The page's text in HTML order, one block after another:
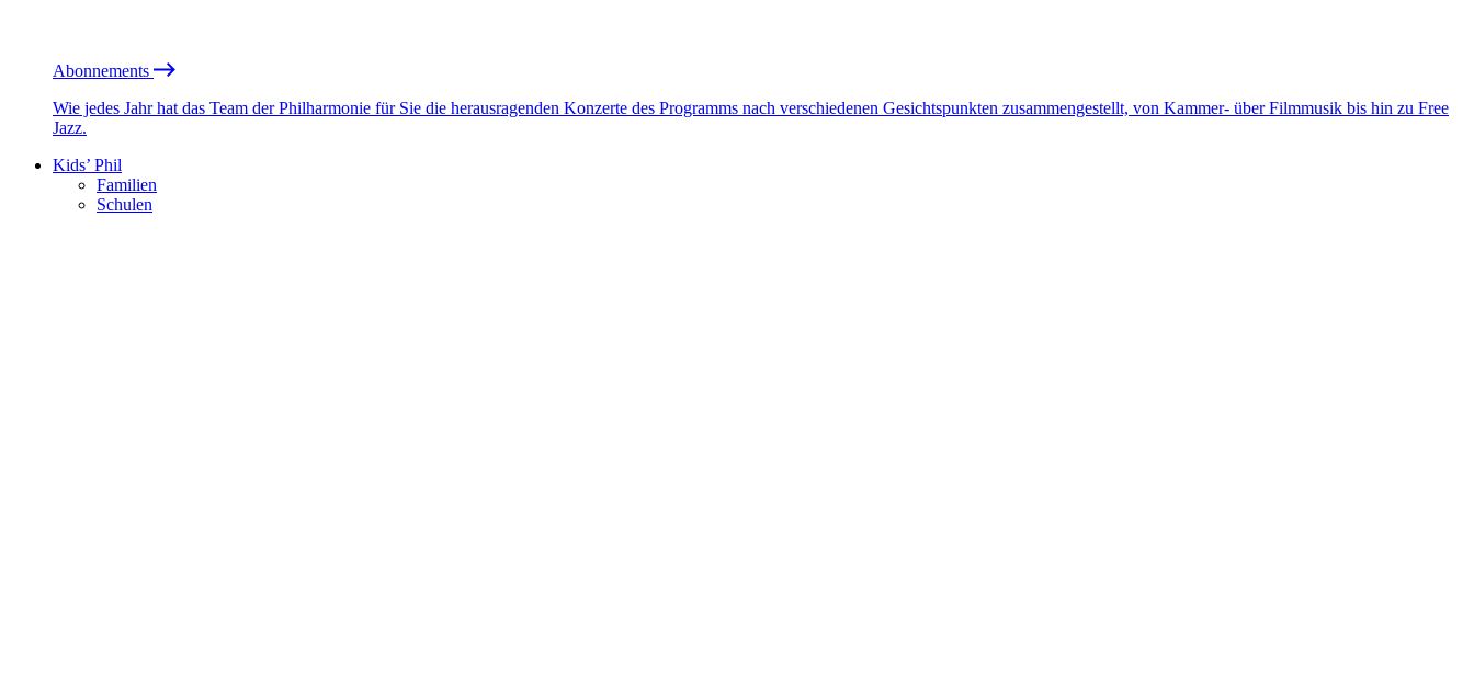
Abonnements
Wie jedes Jahr hat das Team der Philharmonie für Sie die herausragenden Konzerte des Programms nach verschiedenen Gesichtspunkten zusammengestellt, von Kammer- über Filmmusik bis hin zu Free
Jazz.
Kids’ Phil
Familien
Schulen